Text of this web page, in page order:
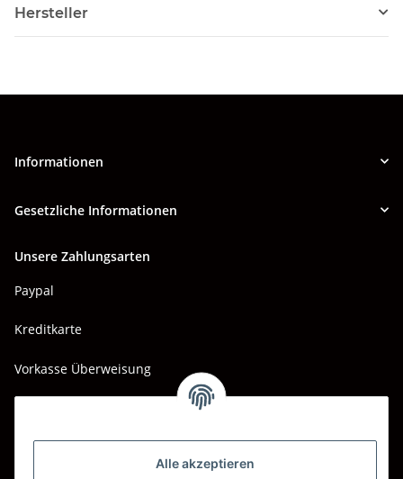
Alle akzeptieren
Hersteller
Informationen
Gesetzliche Informationen
Unsere Zahlungsarten
Paypal
Kreditkarte
Vorkasse Überweisung
Wir versenden mit